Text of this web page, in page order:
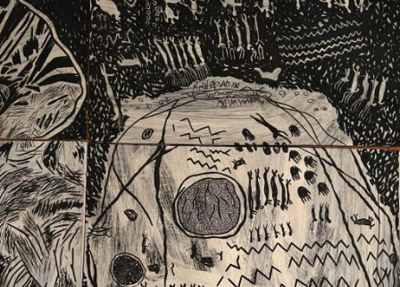
Configuración de cookies
Universidad de los Andes | Vigilada Mineducación.
Reconocimiento como universidad: Decreto 1297 del 30
de mayo de 1964. Reconocimiento de personería jurídica:
Resolución 28 del 23 de febrero de 1949, Minjusticia.
Acreditación institucional de alta calidad, 10 años:
Resolución 000194 del 16 de enero del 2025.
Ext. 2626
Posgrados
Ext. 4925
Educación
Continua
Ext. 4795